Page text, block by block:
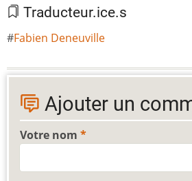
Traducteur.ice.s
Fabien Deneuville
Ajouter un
Votre nom